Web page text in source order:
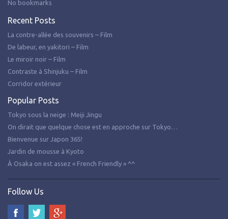
No bookmarks
Recent Posts
La contre-allée des souvenirs – Film
De labeur, en yakitori – Film
Le miroir noir – Film
Contraste à Shinjuku – Film
Corridor extérieur
Popular Posts
Tokyo sous la neige : Meiji Jingu
On dirait que quelque chose est en approche sur Tokyo…
Bienvenue sur Japon 365!
Jardin de mousse à Kyoto
À Osaka on est assez « French Friendly » ^^
Follow Us